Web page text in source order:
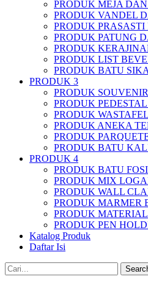
PRODUK MEJA
PRODUK VANDEL
PRODUK
PRODUK PATUNG
PRODUK
PRODUK LIST
PRODUK BATU
PRODUK 3
PRODUK SOUVENIR
PRODUK
PRODUK WASTAFEL
PRODUK ANEKA
PRODUK
PRODUK BATU
PRODUK 4
PRODUK BATU
PRODUK MIX
PRODUK WALL
PRODUK MARMER
PRODUK
PRODUK PEN
Katalog Produk
Daftar Isi